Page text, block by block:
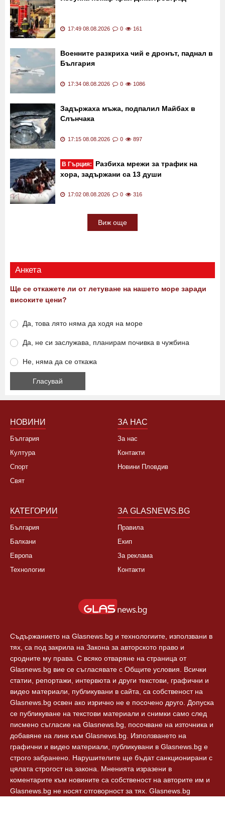
17:49 08.08.2026 0 161
Военните разкриха чий е дронът, паднал в
България
17:34 08.08.2026 0 1086
Задържаха мъжа, подпалил Майбах в
Слънчака
17:15 08.08.2026 0 897
В Гърция:
Разбиха мрежи за трафик на
хора, задържани са 13 души
17:02 08.08.2026 0 316
Виж още
Анкета
Ще се откажете ли от летуване на нашето море заради
високите цени?
Да, това лято няма да ходя на море
Да, не си заслужава, планирам почивка в чужбина
Не, няма да се откажа
НОВИНИ
България
Култура
Спорт
Свят
ЗА НАС
За нас
Контакти
Новини Пловдив
КАТЕГОРИИ
България
Балкани
Европа
Технологии
ЗА GLASNEWS.BG
Правила
Екип
За реклама
Контакти
Съдържанието на Glasnews.bg и технологиите, използвани в
тях, са под закрила на Закона за авторското право и
сродните му права. С всяко отваряне на страница от
Glasnews.bg вие се съгласявате с Общите условия. Всички
статии, репортажи, интервюта и други текстови, графични и
видео материали, публикувани в сайта, са собственост на
Glasnews.bg освен ако изрично не е посочено друго. Допуска
се публикуване на текстови материали и снимки само след
писмено съгласие на Glasnews.bg, посочване на източника и
добавяне на линк към Glasnews.bg. Използването на
графични и видео материали, публикувани в Glasnews.bg е
строго забранено. Нарушителите ще бъдат санкционирани с
цялата строгост на закона. Мненията изразени в
коментарите към новините са собственост на авторите им и
Glasnews.bg не носят отговорност за тях. Glasnews.bg